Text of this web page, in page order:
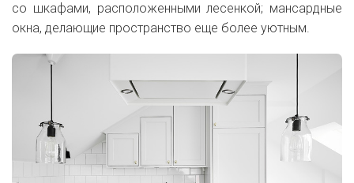
со шкафами, расположенными лесенкой; мансардные
окна, делающие пространство еще более уютным.